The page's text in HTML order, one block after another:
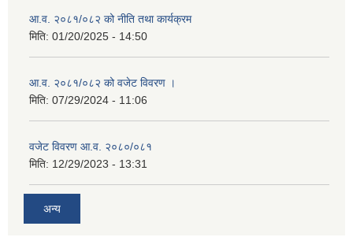
आ.व. २०८१/०८२ को नीति तथा कार्यक्रम
मिति: 01/20/2025 - 14:50
आ.व. २०८१/०८२ को वजेट विवरण ।
मिति: 07/29/2024 - 11:06
वजेट विवरण आ.व. २०८०/०८१
मिति: 12/29/2023 - 13:31
अन्य